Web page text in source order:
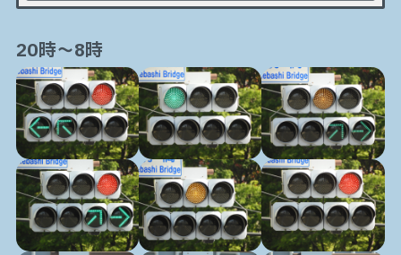
20時～8時